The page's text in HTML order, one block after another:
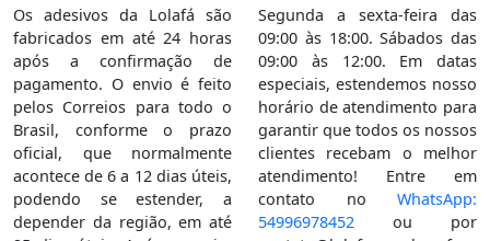
Os adesivos da Lolafá são
fabricados em até 24 horas
após a confirmação de
pagamento. O envio é feito
pelos Correios para todo o
Brasil, conforme o prazo
oficial, que normalmente
acontece de 6 a 12 dias úteis,
podendo se estender, a
depender da região, em até
Segunda a sexta-feira das
09:00 às 18:00. Sábados das
09:00 às 12:00. Em datas
especiais, estendemos nosso
horário de atendimento para
garantir que todos os nossos
clientes recebam o melhor
atendimento! Entre em
contato no WhatsApp:
54996978452 ou por